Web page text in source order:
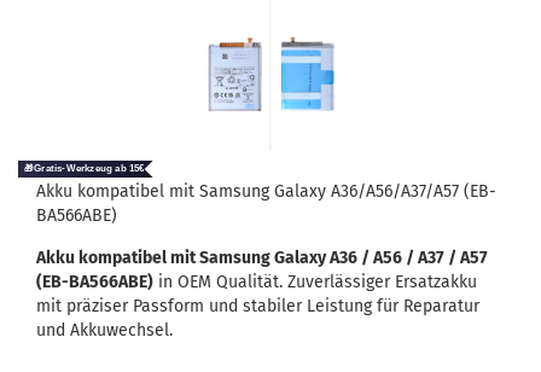
Akku kom­pa­ti­bel mit Sam­sung Ga­la­xy A36/A56/A37/A57 (EB-​
BA566ABE)
Akku kom­pa­ti­bel mit Sam­sung Ga­la­xy A36 / A56 / A37 / A57
(EB-​BA566ABE) in OEM Qua­li­tät. Zu­ver­läs­si­ger Er­satz­ak­ku
mit prä­zi­ser Pass­form und sta­bi­ler Leis­tung für Re­pa­ra­tur
und Ak­ku­wech­sel.